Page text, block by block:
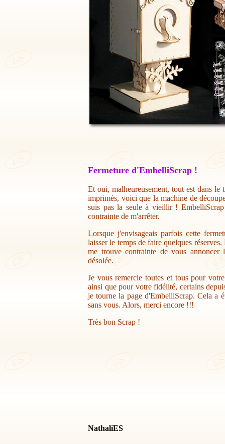
Fermeture d'EmbelliScrap !
Et oui, malheureusement, tout est dans
imprimés, voici que la machine de
suis pas la seule à vieillir !
contrainte de m'arrêter.
Lorsque j'envisageais parfois cette
laisser le temps de faire quelques
me trouve contrainte de vous annoncer
désolée.
Je vous remercie toutes et tous pour
ainsi que pour votre fidélité, certains
je tourne la page d'EmbelliScrap. Cela a
sans vous. Alors, merci encore !!!
Très bon Scrap !
NathaliES